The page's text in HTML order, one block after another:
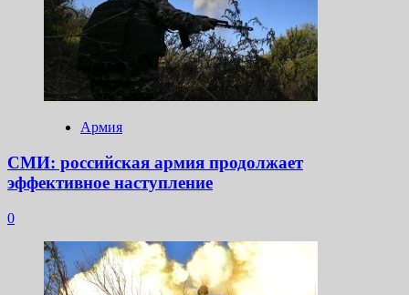
Армия
СМИ: российская армия продолжает
эффективное наступление
0